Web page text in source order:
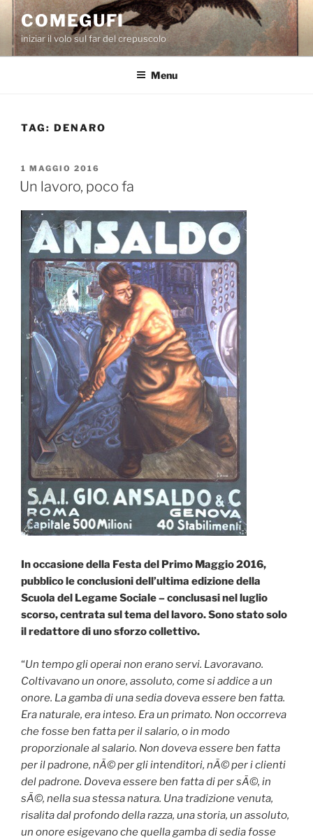
Salta
contenuto
COMEGUFI
iniziar il volo sul far del crepuscolo
Menu
TAG: DENARO
PUBBLICATO
IL
1 MAGGIO 2016
Un lavoro, poco fa
In occasione della Festa del Primo Maggio 2016,
pubblico le conclusioni dell’ultima edizione della
Scuola del Legame Sociale – conclusasi nel luglio
scorso, centrata sul tema del lavoro. Sono stato solo
il redattore di uno sforzo collettivo.
“Un tempo gli operai non erano servi. Lavoravano.
Coltivavano un onore, assoluto, come si addice a un
onore. La gamba di una sedia doveva essere ben fatta.
Era naturale, era inteso. Era un primato. Non occorreva
che fosse ben fatta per il salario, o in modo
proporzionale al salario. Non doveva essere ben fatta
per il padrone, nÃ© per gli intenditori, nÃ© per i clienti
del padrone. Doveva essere ben fatta di per sÃ©, in
sÃ©, nella sua stessa natura. Una tradizione venuta,
risalita dal profondo della razza, una storia, un assoluto,
un onore esigevano che quella gamba di sedia fosse